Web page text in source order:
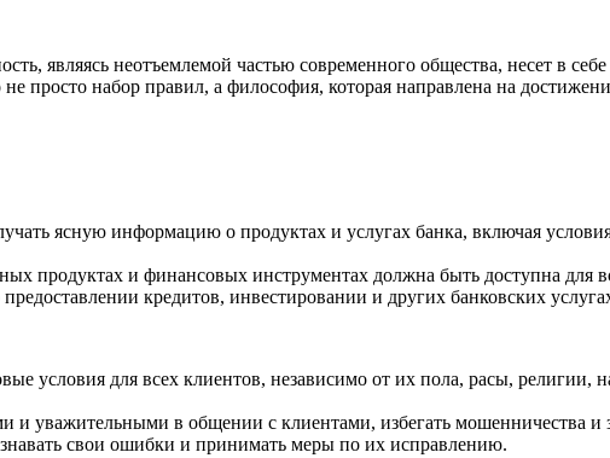
являясь неотъемлемой частью современного общества, несет в
просто набор правил, а философия, которая направлена на
ясную информацию о продуктах и услугах банка, включая
продуктах и финансовых инструментах должна быть доступна для
кредитов, инвестировании и других банковских
условия для всех клиентов, независимо от их пола, расы, религии,
уважительными в общении с клиентами, избегать мошенничества и
свои ошибки и принимать меры по их исправлению.